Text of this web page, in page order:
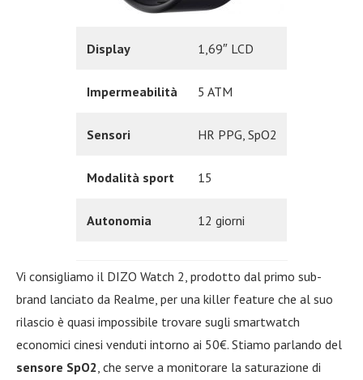
Display 1,69″ LCD
Impermeabilità 5 ATM
Sensori HR PPG, SpO2
Modalità sport 15
Autonomia 12 giorni
Vi consigliamo il DIZO Watch 2, prodotto dal primo sub-
brand lanciato da Realme, per una killer feature che al suo
rilascio è quasi impossibile trovare sugli smartwatch
economici cinesi venduti intorno ai 50€. Stiamo parlando del
sensore SpO2 , che serve a monitorare la saturazione di